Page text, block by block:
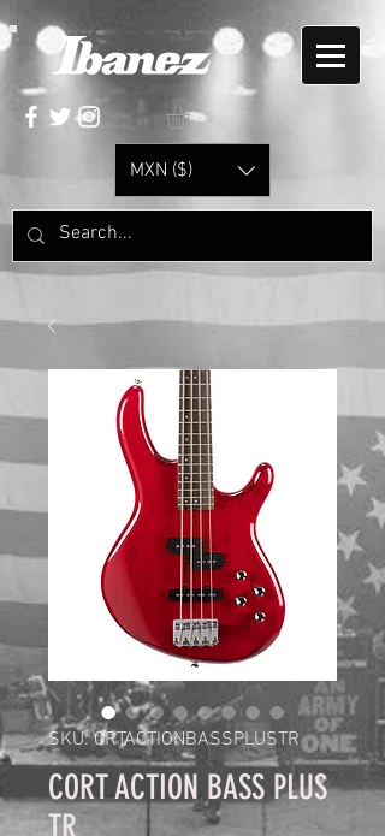
MXN ($)
SKU: CRTACTIONBASSPLUSTR
CORT ACTION BASS PLUS
TR